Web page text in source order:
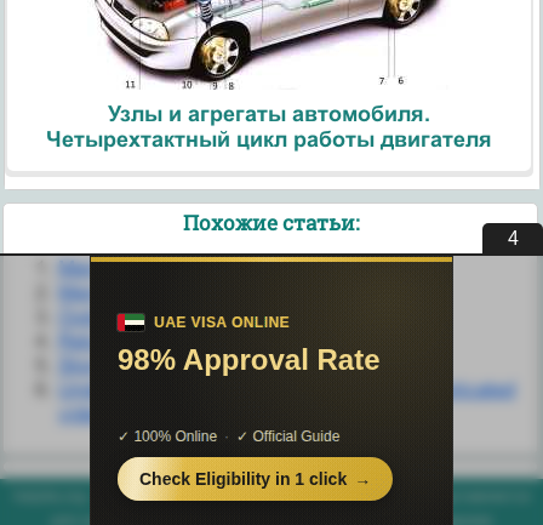
Узлы и агрегаты автомобиля.
Четырехтактный цикл работы двигателя
Похожие статьи:
Menu Options and XML
Menus of Options
Output options (Параметры вывода)
Return super onOptionsItemSelected
Storage Pool Configuration Options
Understanding your options for more sophisticated
video needs
helpiks.org - Хелпикс.Орг - 2014-2026 год. Материал сайта представляется
3